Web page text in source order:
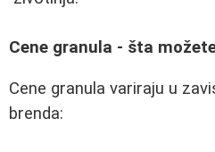
Cene granula - šta
Cene granula variraju u
brenda: